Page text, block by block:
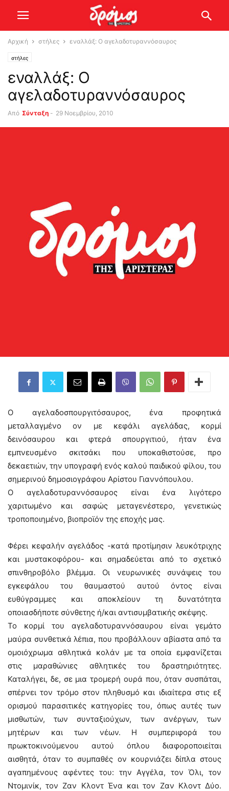
Αρχική στήλες εναλλάξ: Ο αγελαδοτυραννόσαυρος
στήλες
εναλλάξ: Ο
αγελαδοτυραννόσαυρος
Από Σύνταξη - 29 Νοεμβρίου, 2010
Ο αγελαδοσπουργιτόσαυρος, ένα προφητικά
μεταλλαγμένο ον με κεφάλι αγελάδας, κορμί
δεινόσαυρου και φτερά σπουργιτιού, ήταν ένα
εμπνευσμένο σκιτσάκι που υποκαθιστούσε, προ
δεκαετιών, την υπογραφή ενός καλού παιδικού φίλου, του
σημερινού δημοσιογράφου Αρίστου Γιαννόπουλου.
Ο αγελαδοτυραννόσαυρος είναι ένα λιγότερο
χαριτωμένο και σαφώς μεταγενέστερο, γενετικώς
τροποποιημένο, βιοπροϊόν της εποχής μας.
Φέρει κεφαλήν αγελάδος -κατά προτίμησιν λευκότριχης
και μυστακοφόρου- και σημαδεύεται από το σχετικό
σπινθηροβόλο βλέμμα. Οι νευρωνικές συνάψεις του
εγκεφάλου του θαυμαστού αυτού όντος είναι
ευθύγραμμες και αποκλείουν τη δυνατότητα
οποιασδήποτε σύνθετης ή/και αντισυμβατικής σκέψης.
Το κορμί του αγελαδοτυραννόσαυρου είναι γεμάτο
μαύρα συνθετικά λέπια, που προβάλλουν αβίαστα από τα
ομοιόχρωμα αθλητικά κολάν με τα οποία εμφανίζεται
στις μαραθώνιες αθλητικές του δραστηριότητες.
Καταλήγει, δε, σε μια τρομερή ουρά που, όταν συσπάται,
σπέρνει τον τρόμο στον πληθυσμό και ιδιαίτερα στις εξ
ορισμού παρασιτικές κατηγορίες του, όπως αυτές των
μισθωτών, των συνταξιούχων, των ανέργων, των
μητέρων και των νέων. Η συμπεριφορά του
πρωκτοκινούμενου αυτού όπλου διαφοροποιείται
αισθητά, όταν το συμπαθές ον κουρνιάζει δίπλα στους
αγαπημένους αφέντες του: την Αγγέλα, τον Όλι, τον
Ντομινίκ, τον Ζαν Κλοντ Ένα και τον Ζαν Κλοντ Δύο.